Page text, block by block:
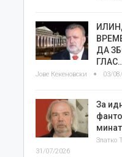
ДА
Јове Кекеновски 03/
За
31/07/2026